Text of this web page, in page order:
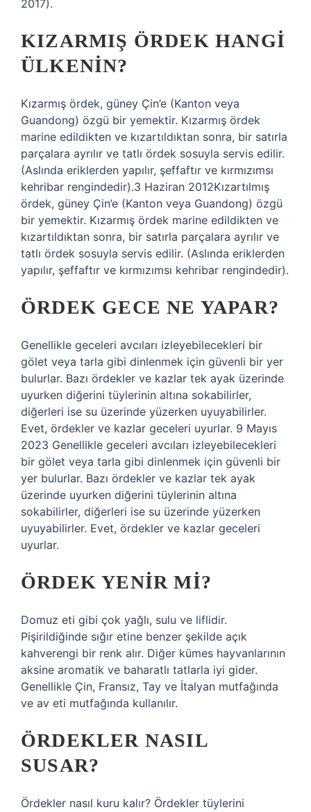
2017).
KIZARMIŞ ÖRDEK HANGI
ÜLKENIN?
Kızarmış ördek, güney Çin’e (Kanton veya
Guandong) özgü bir yemektir. Kızarmış ördek
marine edildikten ve kızartıldıktan sonra, bir satırla
parçalara ayrılır ve tatlı ördek sosuyla servis edilir.
(Aslında eriklerden yapılır, şeffaftır ve kırmızımsı
kehribar rengindedir).3 Haziran 2012Kızartılmış
ördek, güney Çin’e (Kanton veya Guandong) özgü
bir yemektir. Kızarmış ördek marine edildikten ve
kızartıldıktan sonra, bir satırla parçalara ayrılır ve
tatlı ördek sosuyla servis edilir. (Aslında eriklerden
yapılır, şeffaftır ve kırmızımsı kehribar rengindedir).
ÖRDEK GECE NE YAPAR?
Genellikle geceleri avcıları izleyebilecekleri bir
gölet veya tarla gibi dinlenmek için güvenli bir yer
bulurlar. Bazı ördekler ve kazlar tek ayak üzerinde
uyurken diğerini tüylerinin altına sokabilirler,
diğerleri ise su üzerinde yüzerken uyuyabilirler.
Evet, ördekler ve kazlar geceleri uyurlar. 9 Mayıs
2023 Genellikle geceleri avcıları izleyebilecekleri
bir gölet veya tarla gibi dinlenmek için güvenli bir
yer bulurlar. Bazı ördekler ve kazlar tek ayak
üzerinde uyurken diğerini tüylerinin altına
sokabilirler, diğerleri ise su üzerinde yüzerken
uyuyabilirler. Evet, ördekler ve kazlar geceleri
uyurlar.
ÖRDEK YENIR MI?
Domuz eti gibi çok yağlı, sulu ve liflidir.
Pişirildiğinde sığır etine benzer şekilde açık
kahverengi bir renk alır. Diğer kümes hayvanlarının
aksine aromatik ve baharatlı tatlarla iyi gider.
Genellikle Çin, Fransız, Tay ve İtalyan mutfağında
ve av eti mutfağında kullanılır.
ÖRDEKLER NASIL
SUSAR?
Ördekler nasıl kuru kalır? Ördekler tüylerini